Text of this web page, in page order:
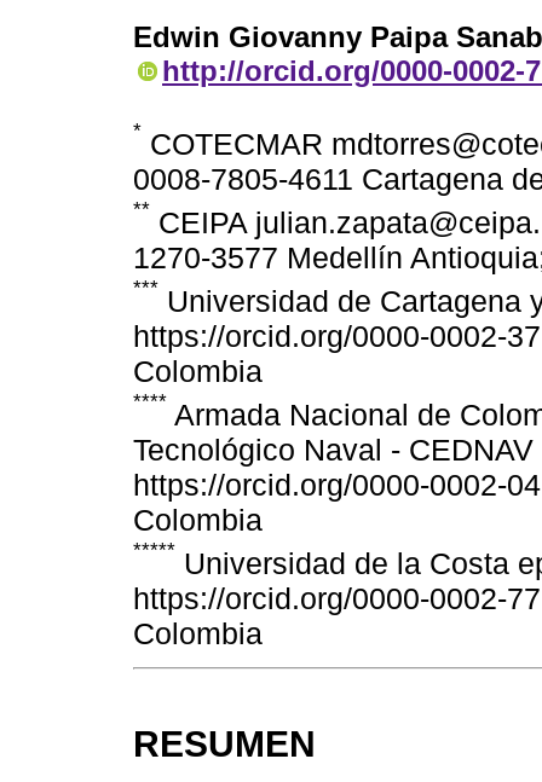
Edwin Giovanny Paipa
http://orcid.org/0000-0002-
* COTECMAR
0008-7805-4611 Cartagena
** CEIPA
1270-3577 Medellín
*** Universidad de Cartagena
https://orcid.org/0000-0002-
Colombia
**** Armada Nacional de
Tecnológico Naval -
https://orcid.org/0000-0002-
Colombia
***** Universidad de la Costa
https://orcid.org/0000-0002-
Colombia
RESUMEN